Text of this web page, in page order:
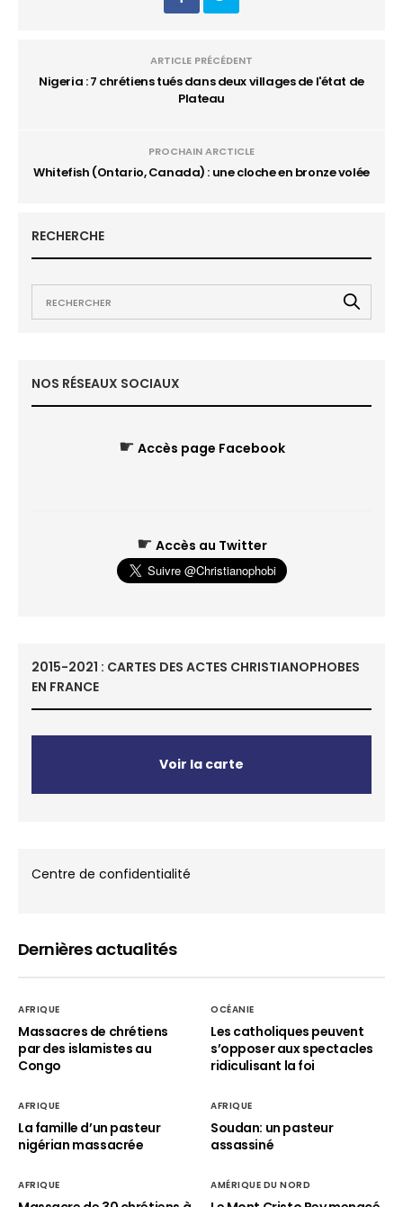
ARTICLE PRÉCÉDENT
Nigeria : 7 chrétiens tués dans deux villages de l'état de
Plateau
PROCHAIN ARCTICLE
Whitefish (Ontario, Canada) : une cloche en bronze volée
RECHERCHE
NOS RÉSEAUX SOCIAUX
☛ Accès page Facebook
☛ Accès au Twitter
2015-2021 : CARTES DES ACTES CHRISTIANOPHOBES
EN FRANCE
Voir la carte
Centre de confidentialité
Dernières actualités
AFRIQUE
Massacres de chrétiens
par des islamistes au
Congo
OCÉANIE
Les catholiques peuvent
s’opposer aux spectacles
ridiculisant la foi
AFRIQUE
La famille d’un pasteur
nigérian massacrée
AFRIQUE
Soudan: un pasteur
assassiné
AFRIQUE AMÉRIQUE DU NORD